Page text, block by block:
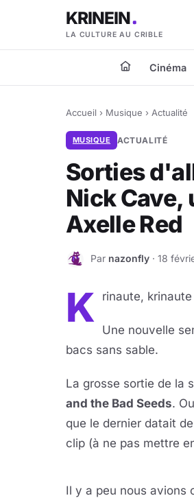
KRINEIN
LA CULTURE AU CRIBLE
Cinéma
Accueil › Musique › Actualité
MUSIQUE ACTUALITÉ
Sorties
Nick Cave,
Axelle Red
N Par nazonfly · 18
K rinaute, krinaute
Une nouvelle
bacs sans sable.
La grosse sortie de la
and the Bad Seeds.
que le dernier datait
clip (à ne pas mettre
Il y a peu nous avions